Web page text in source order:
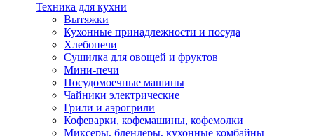
Техника для кухни
Вытяжки
Кухонные принадлежности и посуда
Хлебопечи
Сушилка для овощей и фруктов
Мини-печи
Посудомоечные машины
Чайники электрические
Грили и аэрогрили
Кофеварки, кофемашины, кофемолки
Миксеры, блендеры, кухонные комбайны